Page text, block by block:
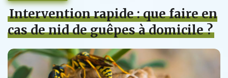
Intervention rapide : que faire en
cas de nid de guêpes à domicile ?